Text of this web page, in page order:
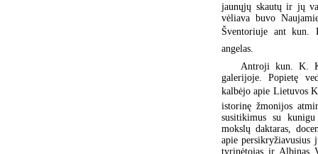
jaunųjų skautų ir jų
vėliava buvo
Šventoriuje ant kun.
angelas.
Antroji kun. K.
galerijoje. Popietę
kalbėjo apie Lietuvos
istorinę žmonijos
susitikimus su
mokslų daktaras,
apie persikryžiavusius
tyrinėtojas ir Albinas